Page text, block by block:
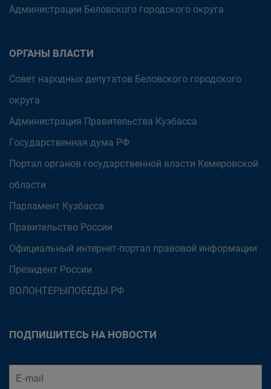
Администрации Беловского городского округа
ОРГАНЫ ВЛАСТИ
Совет народных депутатов Беловского городского
округа
Администрация Правительства Кузбасса
Государственная дума РФ
Портал органов государственной власти Кемеровской
области
Парламент Кузбасса
Правительство России
Официальный интернет-портал правовой информации
Президент России
ВОЛОНТЕРЫПОБЕДЫ.РФ
ПОДПИШИТЕСЬ НА НОВОСТИ